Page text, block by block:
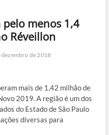
menos 1,4
Réveillon
dezembro de 2018
mais de 1,42 milhão de
2019. A região é um dos
do Estado de São Paulo
diversas para